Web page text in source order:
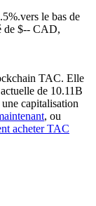
le bas de
de $-- CAD,
TAC. Elle
de 10.11B
capitalisation
, ou
acheter TAC